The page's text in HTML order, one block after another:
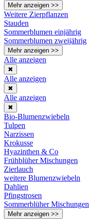
Mehr anzeigen >>
Weitere Zierpflanzen
Stauden
Sommerblumen einjährig
Sommerblumen zweijährig
Mehr anzeigen >>
Alle anzeigen
✖
Alle anzeigen
✖
Alle anzeigen
✖
Bio-Blumenzwiebeln
Tulpen
Narzissen
Krokusse
Hyazinthen & Co
Frühblüher Mischungen
Zierlauch
weitere Blumenzwiebeln
Dahlien
Pfingstrosen
Sommerblüher Mischungen
Mehr anzeigen >>